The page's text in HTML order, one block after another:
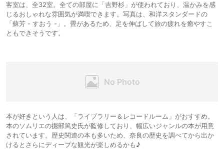
客室は、全32室。全ての部屋に「吉野杉」が使われており、温かみを感
じるおしゃれな雰囲気が満喫できます。写真は、和洋スタンダードの
「蘇芳 - すおう -」。畳があるため、足を伸ばして旅の疲れを癒やすこ
ともできそうです。
本が好きという人は、「ライブラリー＆レコードルーム」がおすすめ。
本のソムリエの掘部篤史氏が監修しており、幅広いジャンルの本が用意
されています。歴史関連の本も多いため、奈良の歴史を調べてから出か
けるとさらにディープな観光が楽しめるかも♪